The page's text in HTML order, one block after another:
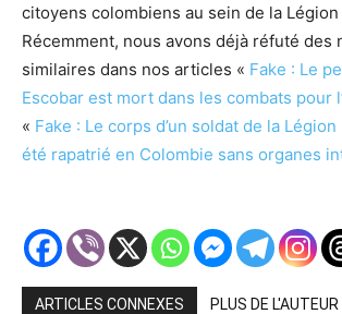
citoyens colombiens au sein de la
Récemment, nous avons déjà réfuté des
similaires dans nos articles « Fake : Le
Escobar est mort dans les combats pour
« Fake : Le corps d’un soldat de la
été rapatrié en Colombie sans organes
ARTICLES CONNEXES PLUS DE L'AUTEUR